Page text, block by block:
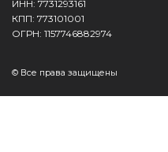
ИНН: 7731293161
КПП: 773101001
ОГРН: 1157746882974
© Все права защищены